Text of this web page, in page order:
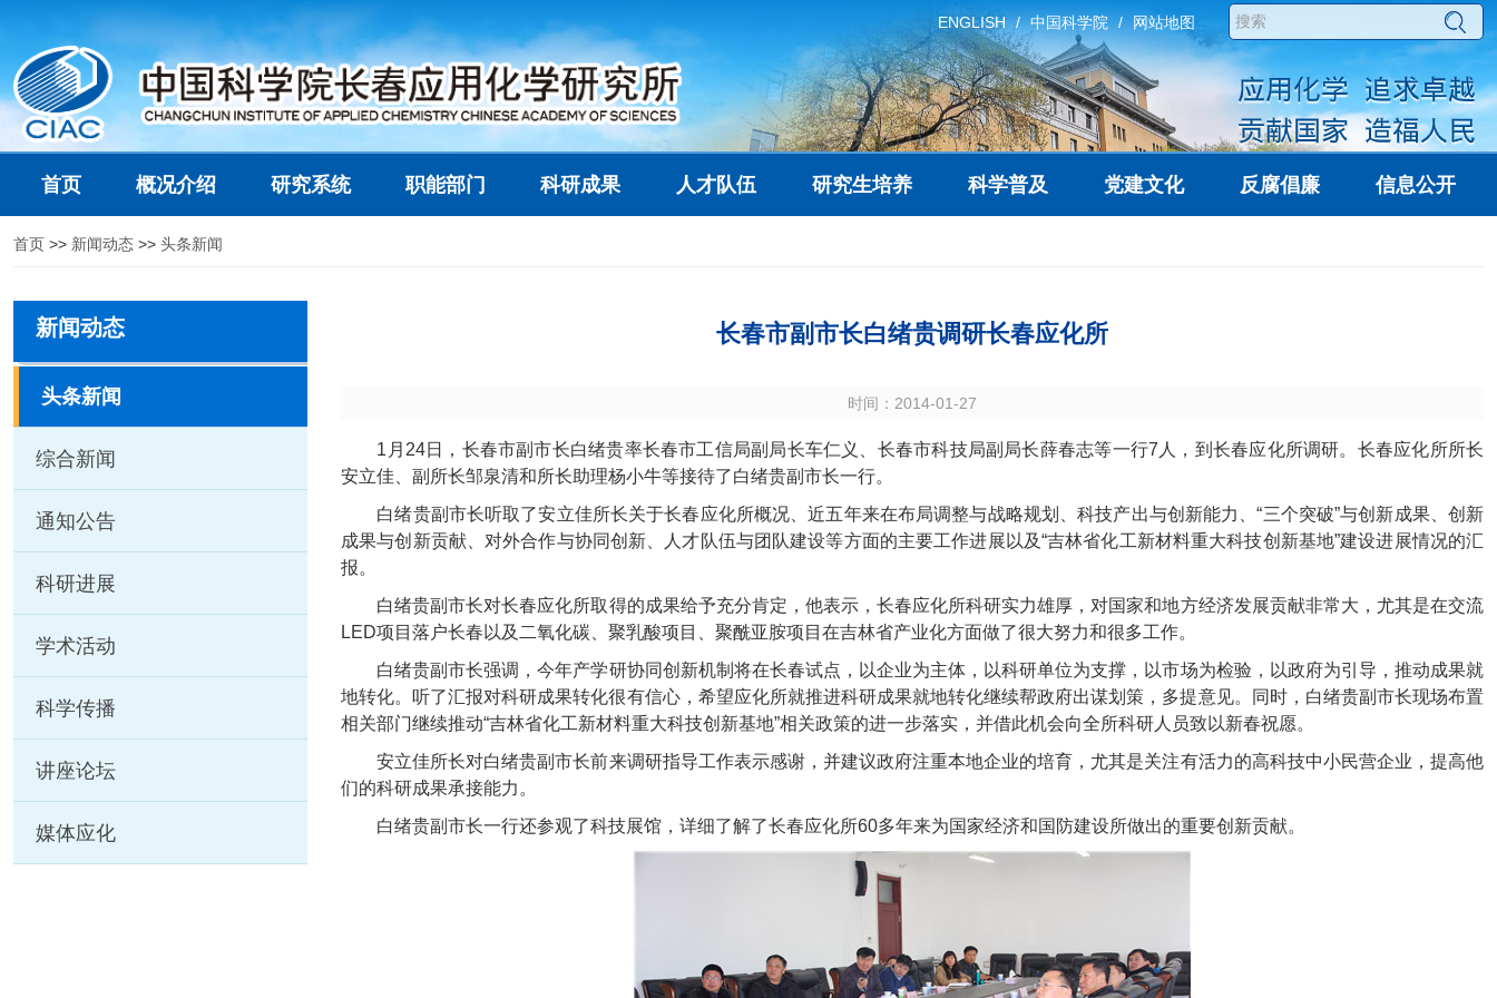
ENGLISH 中国科学院 网站地图
首页 概况介绍 研究系统 职能部门 科研成果 人才队伍 研究生培养 科学普及 党建文化 反腐倡廉 信息公开
首页 >> 新闻动态 >> 头条新闻
新闻动态
头条新闻
综合新闻
通知公告
科研进展
学术活动
科学传播
讲座论坛
媒体应化
长春市副市长白绪贵调研长春应化所
时间：2014-01-27
1 月 24日，长春市副市长白绪贵率长春市工信局副局长车仁义、长春市科技局副局长薛春志等一行7 人，到长春应化所调研。长春应化所所长
安立佳、副所长邹泉清和所长助理杨小牛等接待了白绪贵副市长一行。
白绪贵副市长听取了安立佳所长关于长春应化所概况、近五年来在布局调整与战略规划、科技产出与创新能力、“三个突破”与创新成果、创新
成果与创新贡献、对外合作与协同创新、人才队伍与团队建设等方面的主要工作进展以及“吉林省化工新材料重大科技创新基地”建设进展情况的汇
报。
白绪贵副市长对长春应化所取得的成果给予充分肯定，他表示，长春应化所科研实力雄厚，对国家和地方经济发展贡献非常大，尤其是在交流
LED项目落户长春以及二氧化碳、聚乳酸项目、聚酰亚胺项目在吉林省产业化方面做了很大努力和很多工作。
白绪贵副市长强调，今年产学研协同创新机制将在长春试点，以企业为主体，以科研单位为支撑，以市场为检验，以政府为引导，推动成果就
地转化。听了汇报对科研成果转化很有信心，希望应化所就推进科研成果就地转化继续帮政府出谋划策，多提意见。同时， 白绪贵副市长现场布置
相关部门继续推动“吉林省化工新材料重大科技创新基地”相关政策的进一步落实，并借此机会向全所科研人员致以新春祝愿。
安立佳所长对白绪贵副市长前来调研指导工作表示感谢，并建议政府注重本地企业的培育，尤其是关注有活力的高科技中小民营企业，提高他
们的科研成果承接能力。
白绪贵副市长一行还参观了科技展馆，详细了解了长春应化所60多年来为国家经济和国防建设所做出的重要创新贡献。